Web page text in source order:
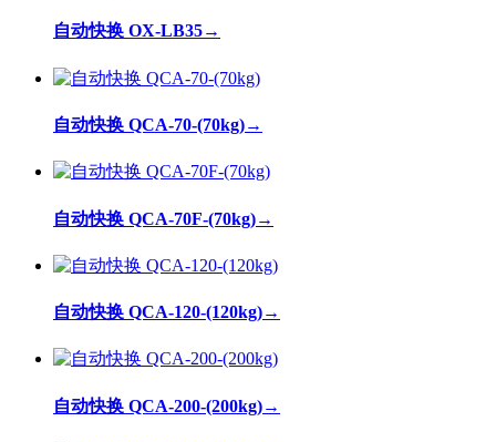
自动快换 OX-LB35→
自动快换 QCA-70-(70kg)→
自动快换 QCA-70F-(70kg)→
自动快换 QCA-120-(120kg)→
自动快换 QCA-200-(200kg)→